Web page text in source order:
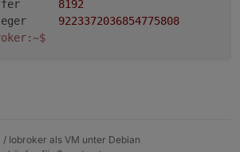
8192
integer 9223372036854775808
:~$
Iobroker als VM unter Debian